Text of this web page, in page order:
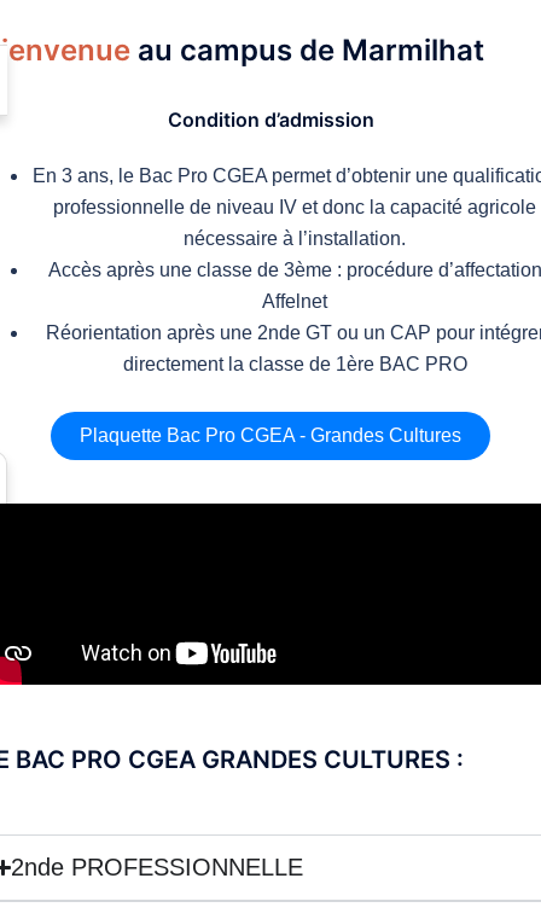
au campus de Marmilhat
Condition d’admission
En 3 ans, le Bac Pro CGEA permet d’obtenir une
professionnelle de niveau IV et donc la capacité agricole
nécessaire à l’installation.
Accès après une classe de 3ème : procédure d’affectation
Affelnet
Réorientation après une 2nde GT ou un CAP pour
directement la classe de 1ère BAC PRO
Plaquette Bac Pro CGEA - Grandes Cultures
BAC PRO CGEA GRANDES CULTURES :
2nde PROFESSIONNELLE